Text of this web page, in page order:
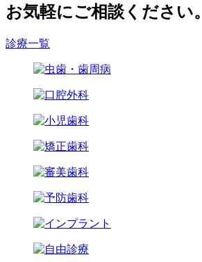
お気軽にご相談ください。
診療一覧